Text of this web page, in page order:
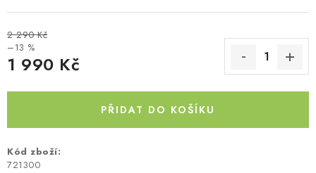
Obchodní podmínky
2 290 Kč
–13 %
1 990 Kč
PŘIDAT DO KOŠÍKU
Kód zboží:
721300